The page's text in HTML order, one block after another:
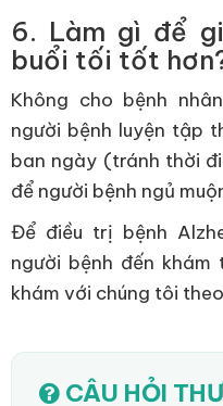
6. Làm gì để
buổi tối tốt
Không cho bệnh
người bệnh luyện tập
ban ngày (tránh thời
để người bệnh ngủ
Để điều trị bệnh
người bệnh đến
khám với chúng tôi
CÂU HỎI